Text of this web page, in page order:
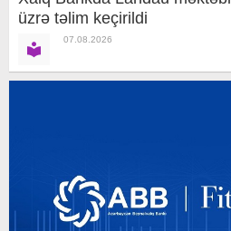
üzrə təlim keçirildi
07.08.2026